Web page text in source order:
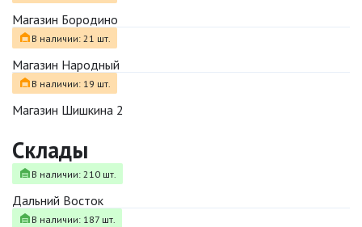
Магазин Бородино
В наличии: 21 шт.
Магазин Народный
В наличии: 19 шт.
Магазин Шишкина 2
Склады
В наличии: 210 шт.
Дальний Восток
В наличии: 187 шт.